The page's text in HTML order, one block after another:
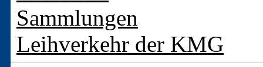
Sammlungen
Leihverkehr der KMG